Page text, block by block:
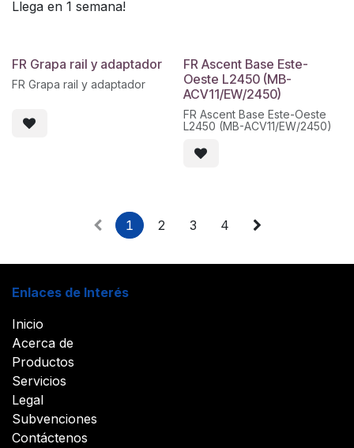
Llega en 1 semana!
FR Grapa rail y adaptador
FR Grapa rail y adaptador
FR Ascent Base Este-
Oeste L2450 (MB-
ACV11/EW/2450)
FR Ascent Base Este-Oeste
L2450 (MB-ACV11/EW/2450)
1 2 3 4
Enlaces de Interés
Inicio
Acerca de
Productos
Servicios
Legal
Subvenciones
Contáctenos